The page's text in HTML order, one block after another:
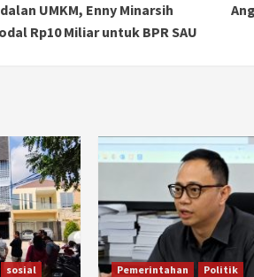
UMKM, Enny Minarsih
Rp10 Miliar untuk BPR SAU
sosial Pemerintahan Politik